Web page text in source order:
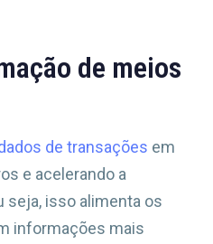
de meios
de transações em
e acelerando a
seja, isso alimenta os
informações mais